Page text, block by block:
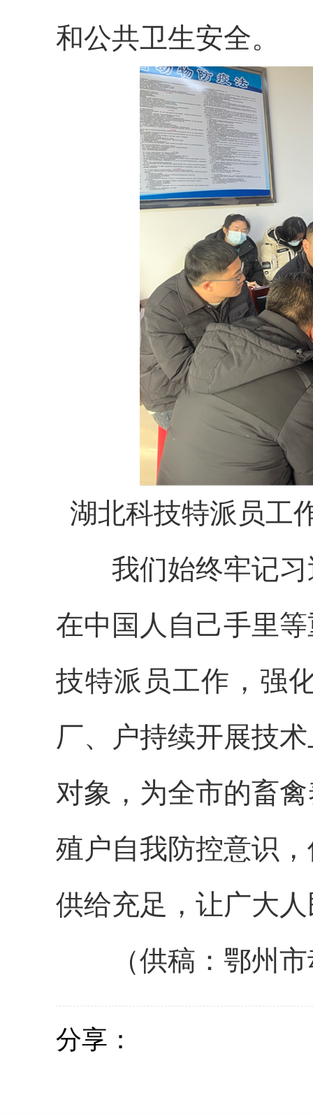
和公共卫生安全。
湖北科技特派员工
我们始终牢记
在中国人自己手里
技特派员工作，强
厂、户持续开展技
对象，为全市的畜
殖户自我防控意识
供给充足，让广大
（供稿：鄂州
分享：